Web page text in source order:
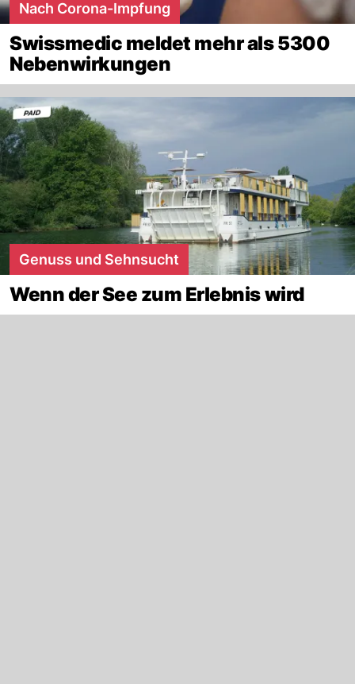
Nach Corona-Impfung
Swissmedic meldet mehr als 5300
Nebenwirkungen
Genuss und Sehnsucht
Wenn der See zum Erlebnis wird